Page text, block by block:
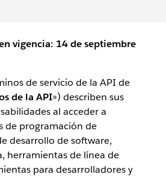
vigencia: 14 de septiembre
de servicio de la API de
de la API») describen sus
al acceder a
de programación de
desarrollo de software,
herramientas de línea de
para desarrolladores y